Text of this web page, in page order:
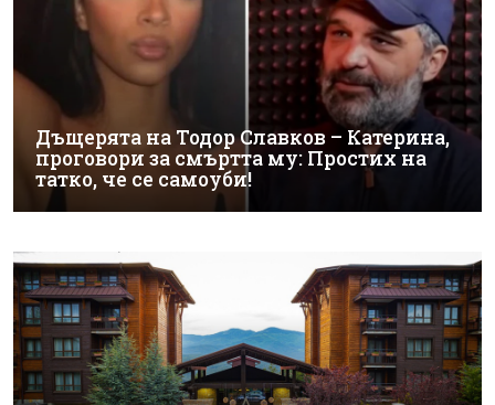
Дъщерята на Тодор Славков – Катерина,
проговори за смъртта му: Простих на
татко, че се самоуби!